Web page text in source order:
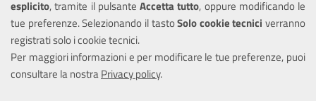
esplicito, tramite il pulsante Accetta tutto, oppure modificando le
tue preferenze. Selezionando il tastoSolo cookie tecnici verranno
registrati solo i cookie tecnici.
Per maggiori informazioni e per modificare le tue preferenze, puoi
consultare la nostraPrivacy policy.
Note legali
Piano di miglioramento del sito
Dichiarazione di accessibilità